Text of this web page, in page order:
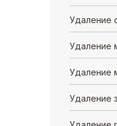
Удаление
Удаление
Удаление
Удаление